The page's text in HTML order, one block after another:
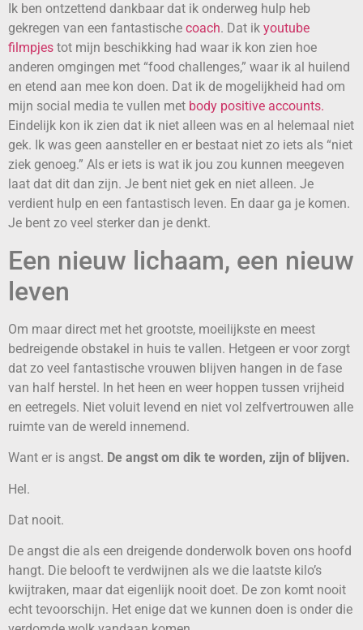
Ik ben ontzettend dankbaar dat ik onderweg hulp heb
gekregen van een fantastische coach. Dat ik youtube
filmpjes tot mijn beschikking had waar ik kon zien hoe
anderen omgingen met “food challenges,” waar ik al huilend
en etend aan mee kon doen. Dat ik de mogelijkheid had om
mijn social media te vullen met body positive accounts.
Eindelijk kon ik zien dat ik niet alleen was en al helemaal niet
gek. Ik was geen aansteller en er bestaat niet zo iets als “niet
ziek genoeg.” Als er iets is wat ik jou zou kunnen meegeven
laat dat dit dan zijn. Je bent niet gek en niet alleen. Je
verdient hulp en een fantastisch leven. En daar ga je komen.
Je bent zo veel sterker dan je denkt.
Een nieuw lichaam, een nieuw
leven
Om maar direct met het grootste, moeilijkste en meest
bedreigende obstakel in huis te vallen. Hetgeen er voor zorgt
dat zo veel fantastische vrouwen blijven hangen in de fase
van half herstel. In het heen en weer hoppen tussen vrijheid
en eetregels. Niet voluit levend en niet vol zelfvertrouwen alle
ruimte van de wereld innemend.
Want er is angst. De angst om dik te worden, zijn of blijven.
Hel.
Dat nooit.
De angst die als een dreigende donderwolk boven ons hoofd
hangt. Die belooft te verdwijnen als we die laatste kilo’s
kwijtraken, maar dat eigenlijk nooit doet. De zon komt nooit
echt tevoorschijn. Het enige dat we kunnen doen is onder die